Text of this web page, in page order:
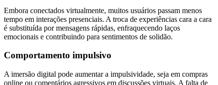
Embora conectados virtualmente, muitos usuários passam menos
tempo em interações presenciais. A troca de experiências cara a cara
é substituída por mensagens rápidas, enfraquecendo laços
emocionais e contribuindo para sentimentos de solidão.
Comportamento impulsivo
A imersão digital pode aumentar a impulsividade, seja em compras
online ou comentários agressivos em discussões virtuais. A falta de